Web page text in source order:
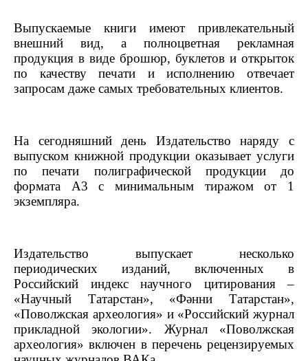
Выпускаемые книги имеют привлекательный
внешний вид, а полноцветная рекламная
продукция в виде брошюр, буклетов и открыток
по качеству печати и исполнению отвечает
запросам даже самых требовательных клиентов.
На сегодняшний день Издательство наряду с
выпуском книжной продукции оказывает услуги
по печати полиграфической продукции до
формата А3 с минимальным тиражом от 1
экземпляра.
Издательство выпускает несколько
периодических изданий, включенных в
Российский индекс научного цитирования –
«Научный Татарстан», «Фәнни Татарстан»,
«Поволжская археология» и «Российский журнал
прикладной экологии». Журнал «Поволжская
археология» включен в перечень рецензируемых